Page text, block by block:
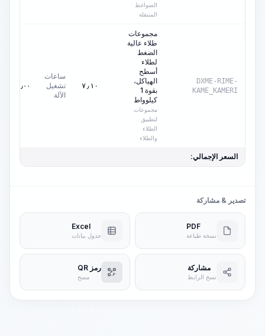
الضواغط
المتنقلة
DXME-RIME-
KAME_KAMERI
مجموعات
طلاء عالية
الضغط
لطلاء
أسطح
الهياكل،
بقوة 1
كيلوواط
مجموعات
لتطبيق
الطلاء
والطلاء
٧٫١٠
ساعات
تشغيل
الآلة
٠٫٠٠
السعر الإجمالي:
تصدير & مشاركة
PDF
نسخة طباعة
Excel
جدول بيانات
مشاركة
نسخ الرابط
رمز QR
مسح